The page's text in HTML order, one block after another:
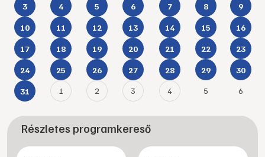
3 4 5 6 7 8 9
10 11 12 13 14 15 16
17 18 19 20 21 22 23
24 25 26 27 28 29 30
31 1 2 3 4 5 6
Részletes programkereső